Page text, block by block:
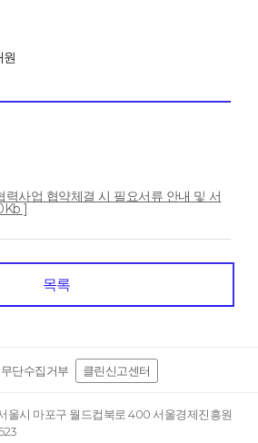
력사업 협약체결 시 필요서류 안내 및 서
]
목록
단수집거부 클린신고센터
울시 마포구 월드컵북로 400 서울경제진흥원